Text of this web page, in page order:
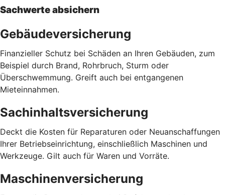
Sachwerte absichern
Gebäudeversicherung
Finanzieller Schutz bei Schäden an Ihren Gebäuden, zum
Beispiel durch Brand, Rohrbruch, Sturm oder
Überschwemmung. Greift auch bei entgangenen
Mieteinnahmen.
Sachinhaltsversicherung
Deckt die Kosten für Reparaturen oder Neuanschaffungen
Ihrer Betriebseinrichtung, einschließlich Maschinen und
Werkzeuge. Gilt auch für Waren und Vorräte.
Maschinenversicherung